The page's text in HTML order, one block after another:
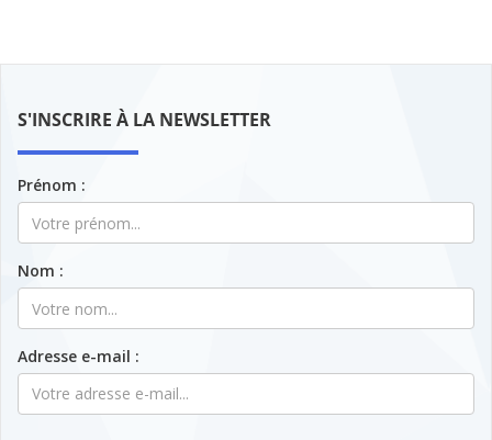
S'INSCRIRE À LA NEWSLETTER
Prénom :
Nom :
Adresse e-mail :